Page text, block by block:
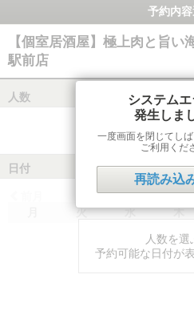
予約内
【個室居酒屋】極上肉と旨
駅前店
人数
日付
火 水 木
人数を選
予約可能な日付が
システム
発生しま
一度画面を閉じてし
ご利用くだ
再読み込